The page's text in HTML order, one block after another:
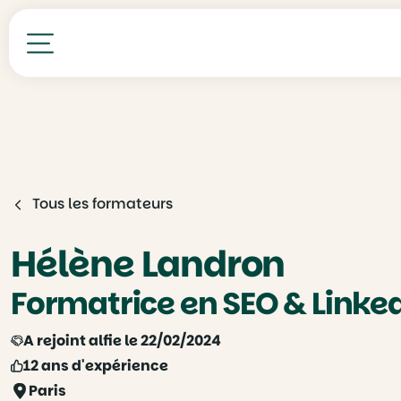
Tous les formateurs
Hélène Landron
Formatrice en SEO &
A rejoint alfie le 22/02/2024
12 ans d'expérience
Paris